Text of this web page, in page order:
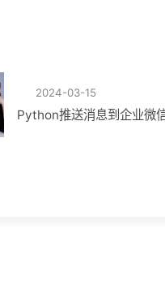
2024-03-15
Python推送消息到企业微